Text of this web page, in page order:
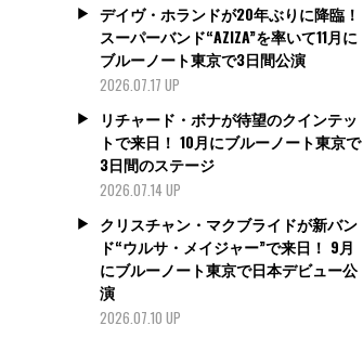
デイヴ・ホランドが20年ぶりに降臨！
スーパーバンド“AZIZA”を率いて11月に
ブルーノート東京で3日間公演
2026.07.17 UP
リチャード・ボナが待望のクインテッ
トで来日！ 10月にブルーノート東京で
3日間のステージ
2026.07.14 UP
クリスチャン・マクブライドが新バン
ド“ウルサ・メイジャー”で来日！ 9月
にブルーノート東京で日本デビュー公
演
2026.07.10 UP